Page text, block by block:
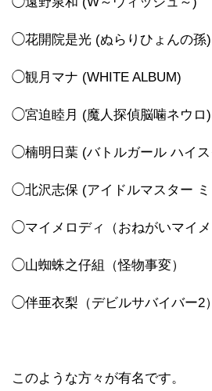
◯花開院是光 (ぬらりひょんの孫)
◯観月マナ (WHITE ALBUM)
◯宮迫睦月 (魔人探偵脳噛ネウロ)
◯楠明日葉 (バトルガール ハイ
◯北沢志保 (アイドルマスター
◯マイメロディ（おねがいマイメ
◯山蜘蛛之仔組（怪物事変）
◯伴亜衣梨（デビルサバイバー2）
このような方々が有名です。